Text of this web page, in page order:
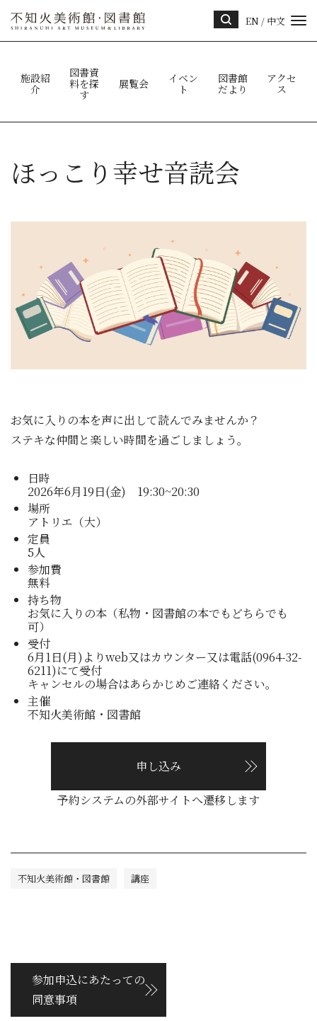
ト内
EN / 中文
施設紹
介
図書資
料を探
す
展覧会
イベン
ト
図書館
だより
アクセ
ス
ほっこり幸せ音読会
お気に入りの本を声に出して読んでみませんか？
ステキな仲間と楽しい時間を過ごしましょう。
日時
2026年6月19日(金) 19:30~20:30
場所
アトリエ（大）
定員
5人
参加費
無料
持ち物
お気に入りの本（私物・図書館の本でもどちらでも
可）
受付
6月1日(月)よりweb又はカウンター又は電話(0964-32-
6211)にて受付
キャンセルの場合はあらかじめご連絡ください。
主催
不知火美術館・図書館
申し込み
予約システムの外部サイトへ遷移します
不知火美術館・図書館 講座
参加申込にあたっての
同意事項